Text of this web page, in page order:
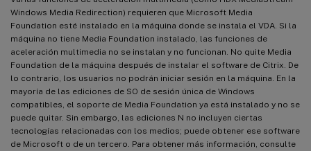
Windows Media Redirection) requieren que Microsoft Media
Foundation esté instalado en la máquina donde se instala el VDA. Si la
máquina no tiene Media Foundation instalado, las funciones de
aceleración multimedia no se instalan y no funcionan. No quite Media
Foundation de la máquina después de instalar el software de Citrix. De
lo contrario, los usuarios no podrán iniciar sesión en la máquina. En la
mayoría de las ediciones de SO de sesión única de Windows
compatibles, el soporte de Media Foundation ya está instalado y no se
puede quitar. Sin embargo, las ediciones N no incluyen ciertas
tecnologías relacionadas con los medios; puede obtener ese software
de Microsoft o de un tercero. Para obtener más información, consulte